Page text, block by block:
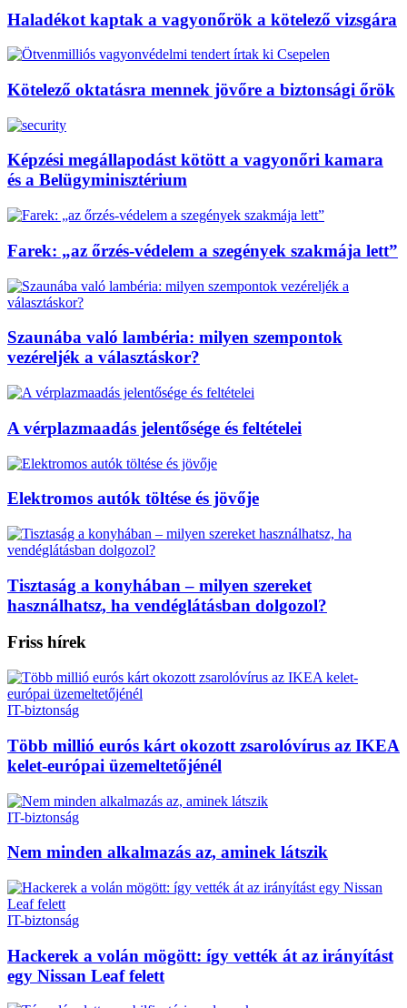
Haladékot kaptak a vagyonőrök a kötelező vizsgára
Kötelező oktatásra mennek jövőre a biztonsági őrök
Képzési megállapodást kötött a vagyonőri kamara
és a Belügyminisztérium
Farek: „az őrzés-védelem a szegények szakmája lett”
Szaunába való lambéria: milyen szempontok
vezéreljék a választáskor?
A vérplazmaadás jelentősége és feltételei
Elektromos autók töltése és jövője
Tisztaság a konyhában – milyen szereket
használhatsz, ha vendéglátásban dolgozol?
Friss hírek
IT-biztonság
Több millió eurós kárt okozott zsarolóvírus az IKEA
kelet-európai üzemeltetőjénél
IT-biztonság
Nem minden alkalmazás az, aminek látszik
IT-biztonság
Hackerek a volán mögött: így vették át az irányítást
egy Nissan Leaf felett